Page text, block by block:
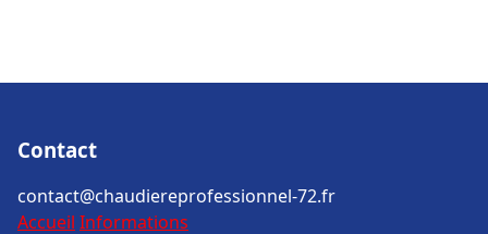
Contact
contact@chaudiereprofessionnel-72.fr
Accueil Informations